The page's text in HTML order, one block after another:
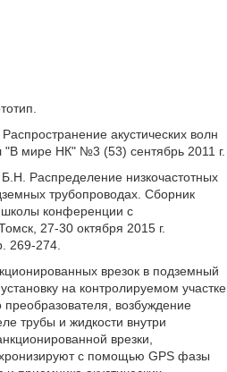
акустических волн
мире НК" №3 (53) сентябрь 2011 г.
Распределение низкочастотных
трубопроводах. Сборник
школы конференции с
27-30 октября 2015 г.
269-274.
врезок в подземный
на контролируемом участке
преобразователя, возбуждение
трубы и жидкости внутри
врезки,
с помощью GPS фазы